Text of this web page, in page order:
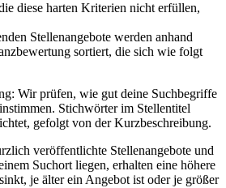
diese harten Kriterien nicht erfüllen,
Stellenangebote werden anhand
sortiert, die sich wie folgt
Wir prüfen, wie gut deine Suchbegriffe
Stichwörter im Stellentitel
gefolgt von der Kurzbeschreibung.
veröffentlichte Stellenangebote und
Suchort liegen, erhalten eine höhere
je älter ein Angebot ist oder je größer